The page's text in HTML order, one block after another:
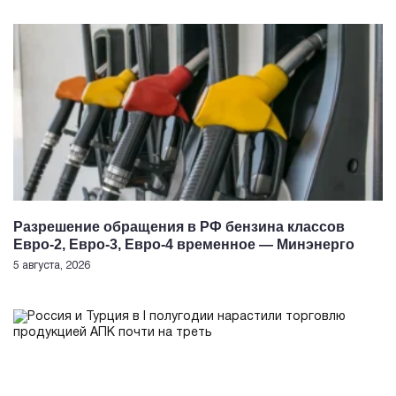
Разрешение обращения в РФ бензина классов
Евро-2, Евро-3, Евро-4 временное — Минэнерго
5 августа, 2026